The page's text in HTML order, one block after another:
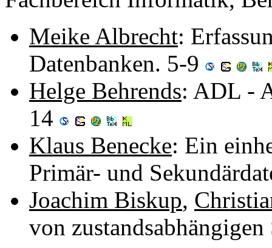
Meike Albrecht:
Datenbanken. 5-9
Helge Behrends: ADL -
14
Klaus Benecke: Ein
Primär- und
Joachim Biskup,
von